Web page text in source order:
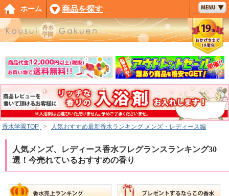
香水学園TOP > 人気おすすめ最新香水ランキング メンズ・レディース編
人気メンズ、レディース香水フレグランスランキング30
選！今売れているおすすめの香り
ホーム 商品を探す